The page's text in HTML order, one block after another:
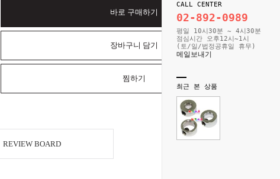
CALL CENTER
02-892-0989
평일 10시30분 ~ 4시30분
점심시간 오후12시~1시
(토/일/법정공휴일 휴무)
메일보내기
최근 본 상품
바로 구매하기
장바구니 담기
찜하기
REVIEW BOARD